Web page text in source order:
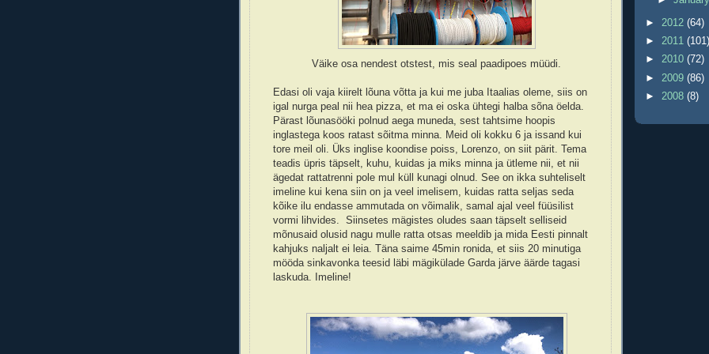
Väike osa nendest otstest, mis seal paadipoes müüdi.
Edasi oli vaja kiirelt lõuna võtta ja kui me juba Itaalias oleme, siis on
igal nurga peal nii hea pizza, et ma ei oska ühtegi halba sõna öelda.
Pärast lõunasööki polnud aega muneda, sest tahtsime hoopis
inglastega koos ratast sõitma minna. Meid oli kokku 6 ja issand kui
tore meil oli. Üks inglise koondise poiss, Lorenzo, on siit pärit. Tema
teadis üpris täpselt, kuhu, kuidas ja miks minna ja ütleme nii, et nii
ägedat rattatrenni pole mul küll kunagi olnud. See on ikka suhteliselt
imeline kui kena siin on ja veel imelisem, kuidas ratta seljas seda
kõike ilu endasse ammutada on võimalik, samal ajal veel füüsilist
vormi lihvides. Siinsetes mägistes oludes saan täpselt selliseid
mõnusaid olusid nagu mulle ratta otsas meeldib ja mida Eesti pinnalt
kahjuks naljalt ei leia. Täna saime 45min ronida, et siis 20 minutiga
mööda sinkavonka teesid läbi mägikülade Garda järve äärde tagasi
laskuda. Imeline!
► 2012 (64)
► 2011 (101)
► 2010 (72)
► 2009 (86)
► 2008 (8)